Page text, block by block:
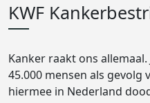
KWF
Kanker raakt ons
45.000 mensen als gevolg
hiermee in Nederland